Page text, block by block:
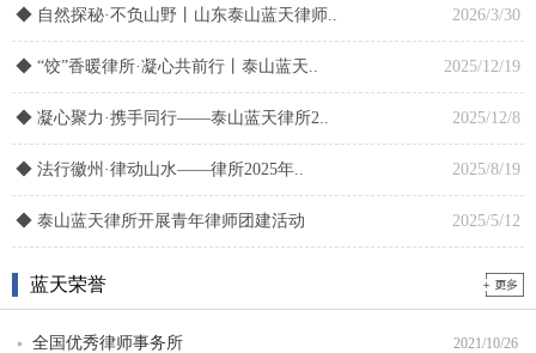
2026/3/30
◆ 自然探秘·不负山野丨山东泰山蓝天律师..
2025/12/19
◆ “饺”香暖律所·凝心共前行丨泰山蓝天..
2025/12/8
◆ 凝心聚力·携手同行——泰山蓝天律所2..
2025/8/19
◆ 法行徽州·律动山水——律所2025年..
2025/5/12
◆ 泰山蓝天律所开展青年律师团建活动
蓝天荣誉
全国优秀律师事务所 2021/10/26